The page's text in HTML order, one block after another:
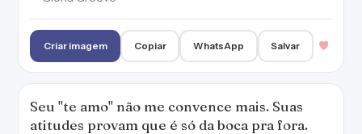
Criar imagem Copiar WhatsApp Salvar
Seu "te amo" não me convence mais. Suas
atitudes provam que é só da boca pra fora.